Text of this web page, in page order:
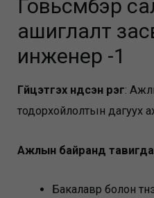
Говьсүмбэр
ашиглалт
инженер -1
Гүйцэтгэх үндсэн үүрэг:
тодорхойлолтын дагуух
Ажлын байранд
Бакалавр болон